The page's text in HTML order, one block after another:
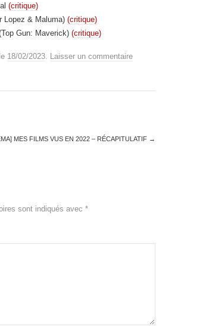
(critique)
Lopez & Maluma) (critique)
Gun: Maverick) (critique)
le 18/02/2023 Laisser un commentaire
MES FILMS VUS EN 2022 – RÉCAPITULATIF →
sont indiqués avec *